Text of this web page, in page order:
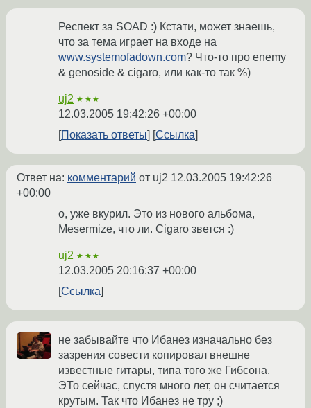
Респект за SOAD :) Кстати, может знаешь,
что за тема играет на входе на
www.systemofadown.com? Что-то про enemy
& genoside & cigaro, или как-то так %)
uj2 ★★★
12.03.2005 19:42:26 +00:00
Показать ответы
Ссылка
Ответ на: комментарий от uj2 12.03.2005 19:42:26
+00:00
о, уже вкурил. Это из нового альбома,
Mesermize, что ли. Cigaro звется :)
uj2 ★★★
12.03.2005 20:16:37 +00:00
Ссылка
не забывайте что Ибанез изначально без
зазрения совести копировал внешне
известные гитары, типа того же Гибсона.
ЭТо сейчас, спустя много лет, он считается
крутым. Так что Ибанез не тру ;)